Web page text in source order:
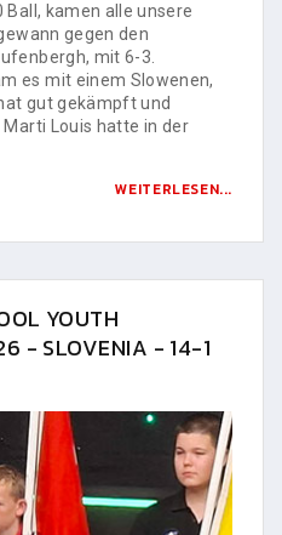
Ball, kamen alle unsere
gegen den
mit 6-3.
es mit einem Slowenen,
gut gekämpft und
Louis hatte in der
WEITERLESEN...
YOUTH
- SLOVENIA - 14-1